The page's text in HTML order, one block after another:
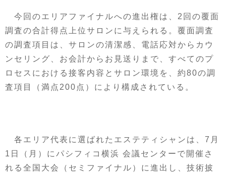
今回のエリアファイナルへの進出権は、2回の覆面
調査の合計得点上位サロンに与えられる。覆面調査
の調査項目は、サロンの清潔感、電話応対からカウ
ンセリング、お会計からお見送りまで、すべてのプ
ロセスにおける接客内容とサロン環境を、約80の調
査項目（満点200点）により構成されている。
各エリア代表に選ばれたエステティシャンは、7月
1日（月）にパシフィコ横浜 会議センターで開催さ
れる全国大会（セミファイナル）に進出し、技術披